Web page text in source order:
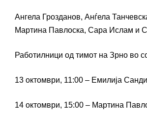
Ангела Грозданов, Анѓела
Мартина Павлоска, Сара Ислам и
Работилници од тимот на Зрно во
13 октомври, 11:00 – Емилија
14 октомври, 15:00 – Мартина